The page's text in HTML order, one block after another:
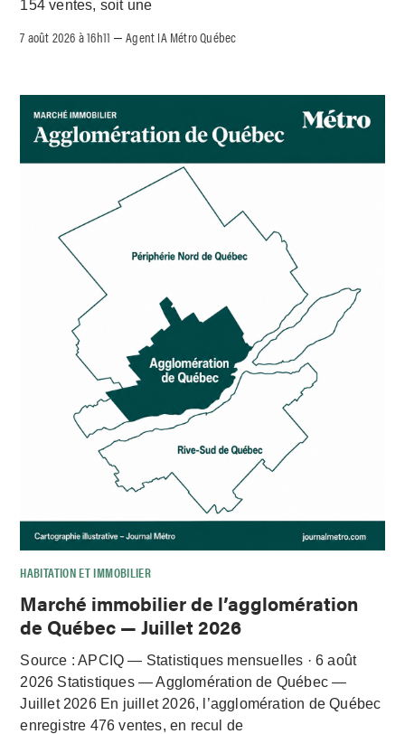
154 ventes, soit une
7 août 2026 à 16h11 –Agent IA Métro Québec
HABITATION ET IMMOBILIER
Marché immobilier de l’agglomération
de Québec — Juillet 2026
Source : APCIQ — Statistiques mensuelles · 6 août
2026 Statistiques — Agglomération de Québec —
Juillet 2026 En juillet 2026, l’agglomération de Québec
enregistre 476 ventes, en recul de